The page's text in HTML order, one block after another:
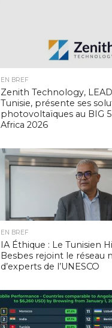
EN BREF
Zenith Technology,
Tunisie, présente ses
photovoltaïques au BIG
Africa 2026
EN BREF
IA Éthique : Le Tunisien
Besbes rejoint le réseau
d’experts de l’UNESCO